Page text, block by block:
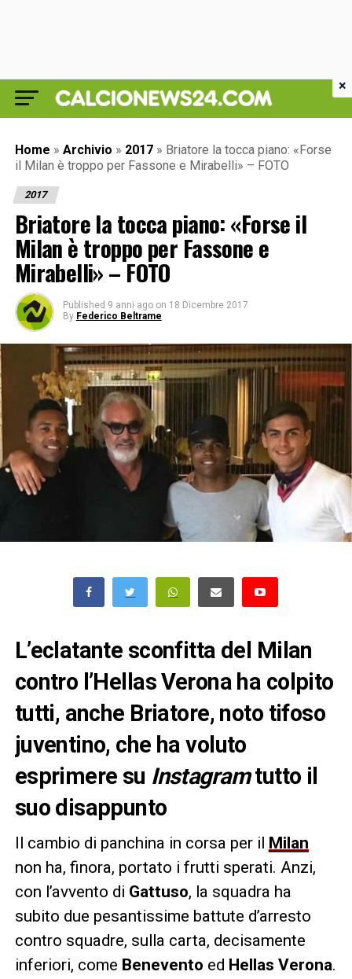
Home » Archivio » 2017 » Briatore la tocca piano: «Forse
il Milan è troppo per Fassone e Mirabelli» – FOTO
2017
Briatore la tocca piano: «Forse il
Milan è troppo per Fassone e
Mirabelli» – FOTO
Published 9 anni ago on 18 Dicembre 2017
By Federico Beltrame
L’eclatante sconfitta del Milan
contro l’Hellas Verona ha colpito
tutti, anche Briatore, noto tifoso
juventino, che ha voluto
esprimere su Instagramtutto il
suo disappunto
Il cambio di panchina in corsa per il
Milan
non ha, finora, portato i frutti sperati. Anzi,
con l’avvento di Gattuso, la squadra ha
subito due pesantissime battute d’arresto
contro squadre, sulla carta, decisamente
inferiori, come Benevento ed Hellas Verona.
×